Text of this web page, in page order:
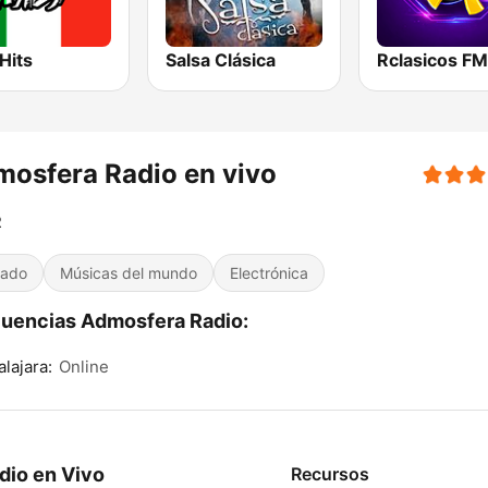
Salsa Clásica
Radio en vivo
Músicas del mundo Electrónica
Admosfera Radio:
Online
en Vivo Recursos